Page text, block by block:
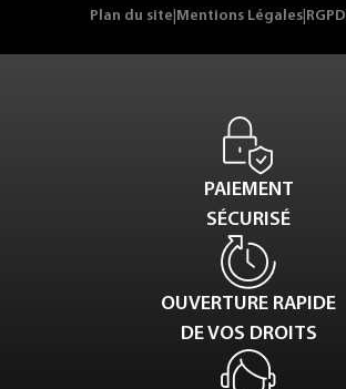
Plan du site Mentions Légales RGPD
PAIEMENT
SÉCURISÉ
OUVERTURE RAPIDE
DE VOS DROITS